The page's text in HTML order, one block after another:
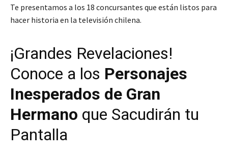
Te presentamos a los 18 concursantes que están listos para
hacer historia en la televisión chilena.
¡Grandes Revelaciones!
Conoce a los Personajes
Inesperados de Gran
Hermano que Sacudirán tu
Pantalla